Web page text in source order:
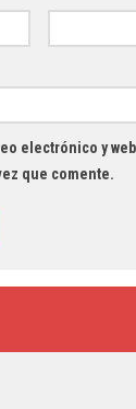
electrónico y
que comente.